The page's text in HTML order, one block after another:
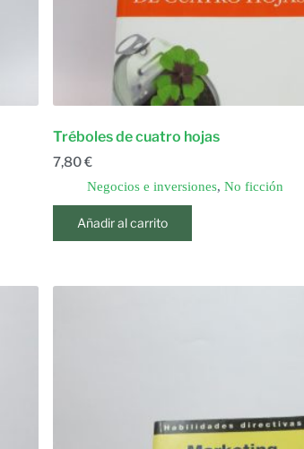
Tréboles de cuatro hojas
7,80€
Negocios e inversiones, No ficción
Añadir al carrito